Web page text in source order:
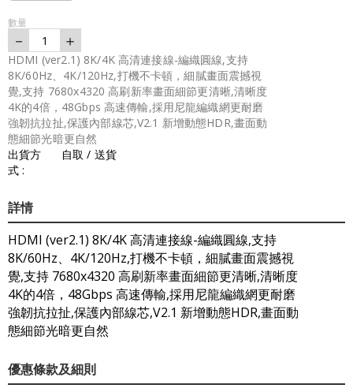
數量
－ 1 ＋
HDMI (ver2.1) 8K/4K 高清連接線-編織圓線,支持
8K/60Hz、4K/120Hz,打機不卡頓，細膩畫面震撼視
覺,支持 7680x4320 高刷新率畫面細節更清晰,清晰度
4K的4倍，48Gbps 高速傳輸,採用尼龍編織網更耐磨
強韌抗拉扯,保護內部線芯,V2.1 新增動態HDR,畫面動
態細節光暗更自然
出貨方
式 :
自取 / 送貨
詳情
HDMI (ver2.1) 8K/4K 高清連接線-編織圓線,支持
8K/60Hz、4K/120Hz,打機不卡頓，細膩畫面震撼視
覺,支持 7680x4320 高刷新率畫面細節更清晰,清晰度
4K的4倍，48Gbps 高速傳輸,採用尼龍編織網更耐磨
強韌抗拉扯,保護內部線芯,V2.1 新增動態HDR,畫面動
態細節光暗更自然
優惠條款及細則